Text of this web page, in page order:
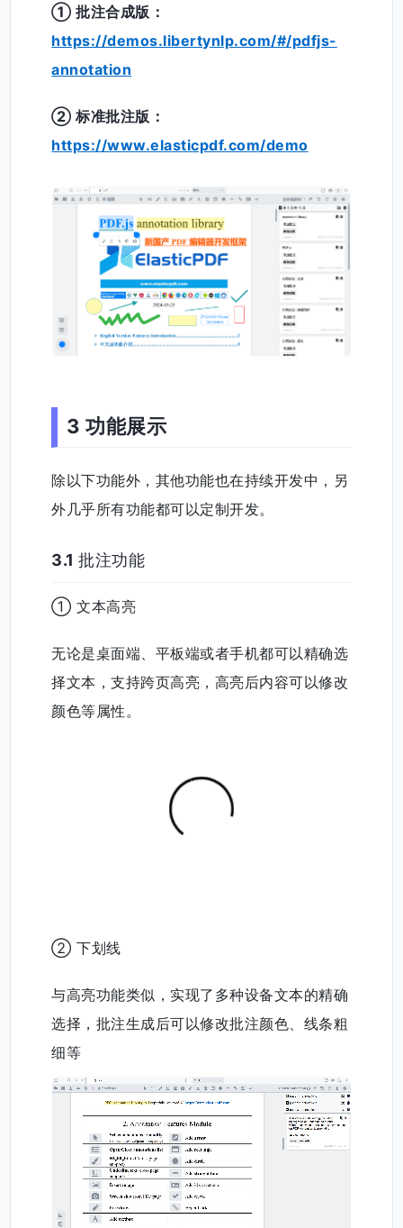
① 批注合成版：
https://demos.libertynlp.com/#/pdfjs-
annotation
② 标准批注版：
https://www.elasticpdf.com/demo
3 功能展示
除以下功能外，其他功能也在持续开发中，另
外几乎所有功能都可以定制开发。
3.1 批注功能
① 文本高亮
无论是桌面端、平板端或者手机都可以精确选
择文本，支持跨页高亮，高亮后内容可以修改
颜色等属性。
② 下划线
与高亮功能类似，实现了多种设备文本的精确
选择，批注生成后可以修改批注颜色、线条粗
细等